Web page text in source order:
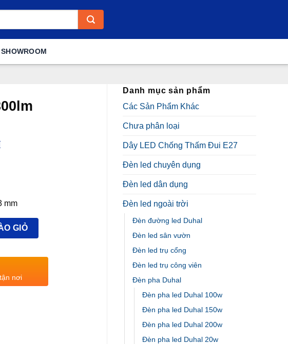
Danh mục sản phẩm
Các Sản Phẩm Khác
Chưa phân loại
Dây LED Chống Thấm Đui E27
Đèn led chuyên dụng
Đèn led dân dụng
Đèn led ngoài trời
Đèn đường led Duhal
Đèn led sân vườn
Đèn led trụ cổng
Đèn led trụ công viên
Đèn pha Duhal
Đèn pha led Duhal 100w
Đèn pha led Duhal 150w
Đèn pha led Duhal 200w
Đèn pha led Duhal 20w
Giá
mm
GIỎ
nơi